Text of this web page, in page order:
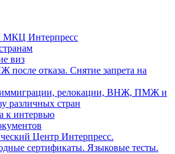
МКЦ Интерпресс
виз
отказа. Снятие запрета на
иммиграции, релокации, ВНЖ, ПМЖ и
различных стран
к интервью
Центр Интерпресс.
сертификаты. Языковые тесты.